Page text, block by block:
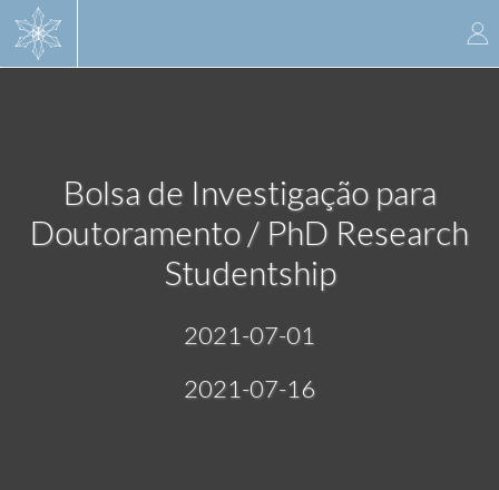
Bolsa de Investigação para
Doutoramento / PhD Research
Studentship
2021-07-01
2021-07-16